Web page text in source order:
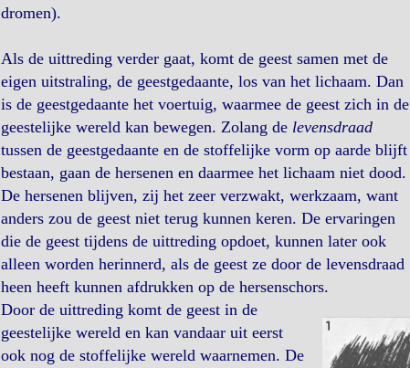
dromen).
Als de uittreding verder gaat, komt de geest samen met de
eigen uitstraling, de geestgedaante, los van het lichaam. Dan
is de geestgedaante het voertuig, waarmee de geest zich in de
geestelijke wereld kan bewegen. Zolang de levensdraad
tussen de geestgedaante en de stoffelijke vorm op aarde blijft
bestaan, gaan de hersenen en daarmee het lichaam niet dood.
De hersenen blijven, zij het zeer verzwakt, werkzaam, want
anders zou de geest niet terug kunnen keren. De ervaringen
die de geest tijdens de uittreding opdoet, kunnen later ook
alleen worden herinnerd, als de geest ze door de levensdraad
heen heeft kunnen afdrukken op de hersenschors.
Door de uittreding komt de geest in de
geestelijke wereld en kan vandaar uit eerst
ook nog de stoffelijke wereld waarnemen. De